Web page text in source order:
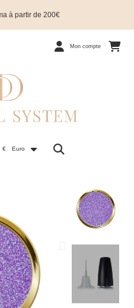
à partir de 200€
Mon compte
€ Euro